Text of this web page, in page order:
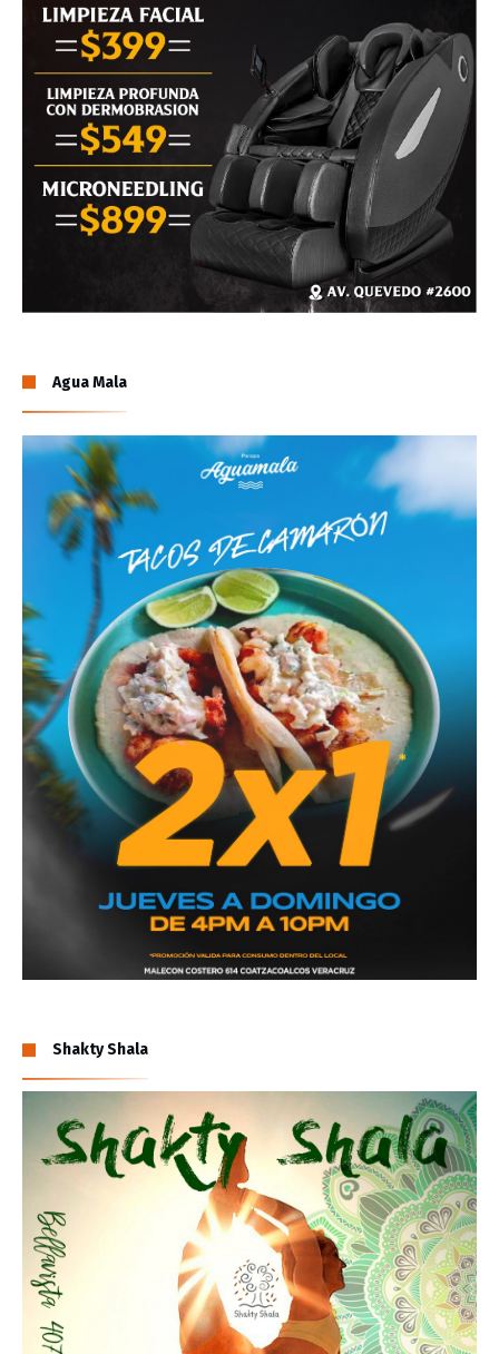
Agua Mala
Shakty Shala